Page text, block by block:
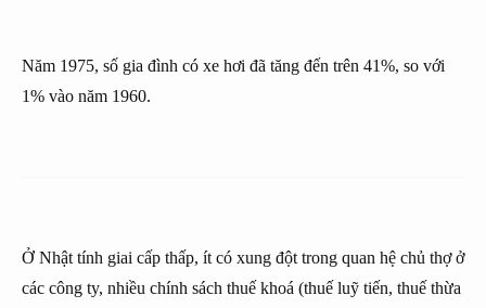
Năm 1975, số gia đình có xe hơi đã tăng đến trên 41%, so với
1% vào năm 1960.
Ở Nhật tính giai cấp thấp, ít có xung đột trong quan hệ chủ thợ ở
các công ty, nhiều chính sách thuế khoá (thuế luỹ tiến, thuế thừa